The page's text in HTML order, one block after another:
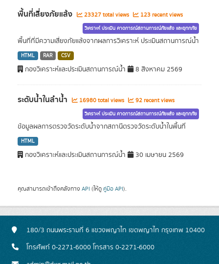
พื้นที่เสี่ยงภัยแล้ง 23327 total views 123 recent views
วิเคราะห์ ประเมิน คาดการณ์สถานการณ์ภัยแล้ง และอุทกภัย
พื้นที่ที่มีความเสี่ยงภัยแล้งจากผลการวิเคราะห์ ประเมินสถานการณ์น้ำ
HTML RAR CSV
กองวิเคราะห์และประเมินสถานการณ์น้ำ 8 สิงหาคม 2569
ระดับน้ำในลำน้ำ 16980 total views 92 recent views
วิเคราะห์ ประเมิน คาดการณ์สถานการณ์ภัยแล้ง และอุทกภัย
ข้อมูลผลการตรวจวัดระดับน้ำจากสถานีตรวจวัดระดับน้ำในพื้นที่
HTML
กองวิเคราะห์และประเมินสถานการณ์น้ำ 30 เมษายน 2569
คุณสามารถเข้าถึงคลังทาง API (ให้ดู คู่มือ API).
180/3 ถนนพระรามที่ 6 แขวงพญาไท เขตพญาไท กรุงเทพ 10400
โทรศัพท์ 0-2271-6000 โทรสาร 0-2271-6000